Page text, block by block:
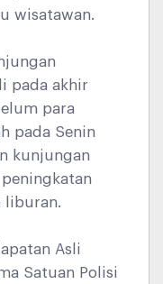
wisatawan.
pada akhir
para
pada Senin
kunjungan
liburan.
Asli
Satuan Polisi